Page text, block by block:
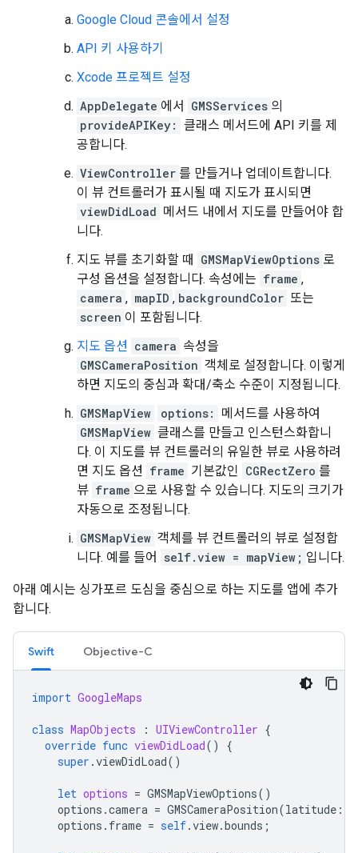
Google Cloud 콘솔에서 설정
API 키 사용하기
Xcode 프로젝트 설정
AppDelegate 에서 GMSServices 의
provideAPIKey:
클래스 메서드에 API 키를 제
공합니다.
ViewController 를 만들거나 업데이트합니다.
이 뷰 컨트롤러가 표시될 때 지도가 표시되면
viewDidLoad 메서드 내에서 지도를 만들어야 합
니다.
지도 뷰를 초기화할 때
GMSMapViewOptions 로
구성 옵션을 설정합니다. 속성에는 frame ,
camera , mapID , backgroundColor 또는
screen 이 포함됩니다.
지도 옵션 camera 속성을
GMSCameraPosition 객체로 설정합니다. 이렇게
하면 지도의 중심과 확대/축소 수준이 지정됩니다.
GMSMapView
options:
메서드를 사용하여
GMSMapView 클래스를 만들고 인스턴스화합니
다. 이 지도를 뷰 컨트롤러의 유일한 뷰로 사용하려
면 지도 옵션 frame 기본값인 CGRectZero 를
뷰 frame 으로 사용할 수 있습니다. 지도의 크기가
자동으로 조정됩니다.
GMSMapView 객체를 뷰 컨트롤러의 뷰로 설정합
니다. 예를 들어
self.view = mapView; 입니다.
아래 예시는 싱가포르 도심을 중심으로 하는 지도를 앱에 추가
합니다.
Swift Objective-C
import GoogleMaps
class MapObjects : UIViewController {
override func viewDidLoad()
{
super .viewDidLoad()
let options = GMSMapViewOptions()
options .camera = GMSCameraPosition(latitude :
options . frame = self.view.bounds ;